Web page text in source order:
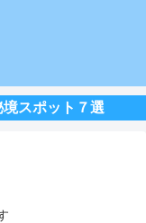
スポット７選